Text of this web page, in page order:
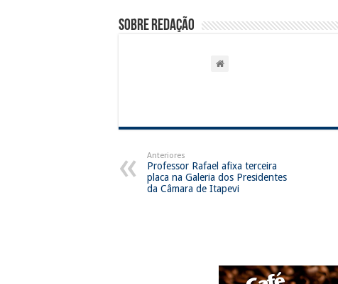
Sobre Redação
Anteriores
Professor Rafael afixa terceira
placa na Galeria dos Presidentes
da Câmara de Itapevi